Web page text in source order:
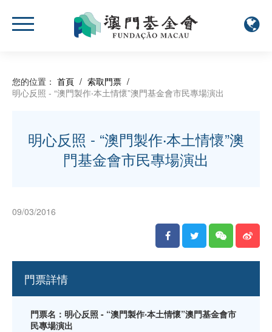
您的位置： 首頁 / 索取門票 /
明心反照 - “澳門製作‧本土情懷”澳門基金會市民專場演出
明心反照 - “澳門製作‧本土情懷”澳
門基金會市民專場演出
09/03/2016
門票詳情
門票名：明心反照 - “澳門製作‧本土情懷”澳門基金會市
民專場演出